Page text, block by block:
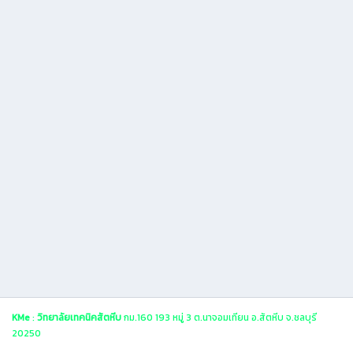
KMe: วิทยาลัยเทคนิคสัตหีบกม.160 193 หมู่ 3 ต.นาจอมเทียน อ.สัตหีบ จ.ชลบุรี
20250